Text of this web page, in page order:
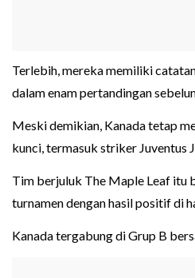
Terlebih, mereka memiliki
dalam enam pertandingan
Meski demikian, Kanada tetap
kunci, termasuk striker Juventus
Tim berjuluk The Maple Leaf itu
turnamen dengan hasil positif di
Kanada tergabung di Grup B